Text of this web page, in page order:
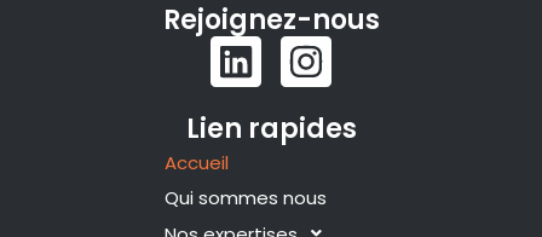
Rejoignez-nous
L
i
n
e
I
n
s
a
Lien rapides
Accueil
Qui sommes nous